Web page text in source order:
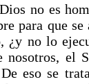
no es
para que
¿y no lo
nosotros, el
De eso se